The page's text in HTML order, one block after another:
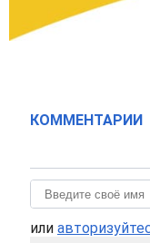
КОММЕНТАРИИ
или